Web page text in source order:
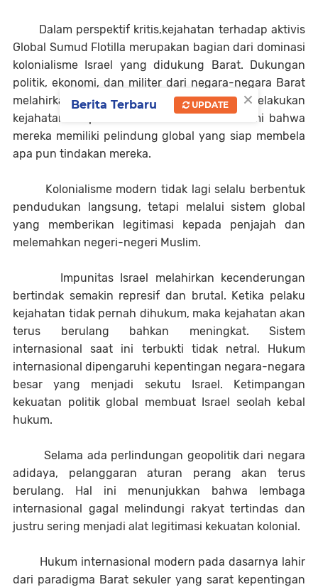
Dalam perspektif kritis,kejahatan terhadap aktivis
Global Sumud Flotilla merupakan bagian dari dominasi
kolonialisme Israel yang didukung Barat. Dukungan
politik, ekonomi, dan militer dari negara-negara Barat
melahirkan arogansi Zionis untuk terus melakukan
kejahatan tanpa rasa takut. Israel memahami bahwa
mereka memiliki pelindung global yang siap membela
apa pun tindakan mereka.
Kolonialisme modern tidak lagi selalu berbentuk
pendudukan langsung, tetapi melalui sistem global
yang memberikan legitimasi kepada penjajah dan
melemahkan negeri-negeri Muslim.
Impunitas Israel melahirkan kecenderungan
bertindak semakin represif dan brutal. Ketika pelaku
kejahatan tidak pernah dihukum, maka kejahatan akan
terus berulang bahkan meningkat. Sistem
internasional saat ini terbukti tidak netral. Hukum
internasional dipengaruhi kepentingan negara-negara
besar yang menjadi sekutu Israel. Ketimpangan
kekuatan politik global membuat Israel seolah kebal
hukum.
Selama ada perlindungan geopolitik dari negara
adidaya, pelanggaran aturan perang akan terus
berulang. Hal ini menunjukkan bahwa lembaga
internasional gagal melindungi rakyat tertindas dan
justru sering menjadi alat legitimasi kekuatan kolonial.
Hukum internasional modern pada dasarnya lahir
dari paradigma Barat sekuler yang sarat kepentingan
×
Berita Terbaru UPDATE